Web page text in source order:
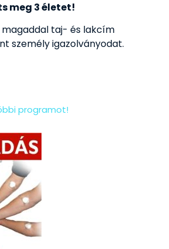
meg 3 életet!
taj- és lakcím
személy igazolványodat.
programot!